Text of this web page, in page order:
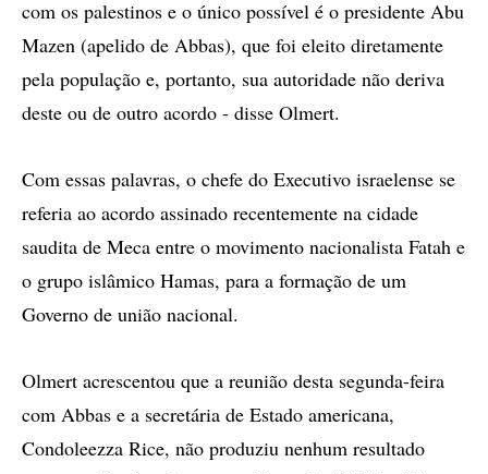
com os palestinos e o único possível é o presidente Abu
Mazen (apelido de Abbas), que foi eleito diretamente
pela população e, portanto, sua autoridade não deriva
deste ou de outro acordo - disse Olmert.
Com essas palavras, o chefe do Executivo israelense se
referia ao acordo assinado recentemente na cidade
saudita de Meca entre o movimento nacionalista Fatah e
o grupo islâmico Hamas, para a formação de um
Governo de união nacional.
Olmert acrescentou que a reunião desta segunda-feira
com Abbas e a secretária de Estado americana,
Condoleezza Rice, não produziu nenhum resultado